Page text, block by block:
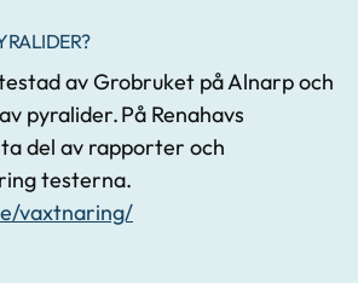
av Grobruket på Alnarp och
pyralider. På Renahavs
del av rapporter och
testerna.
vaxtnaring/